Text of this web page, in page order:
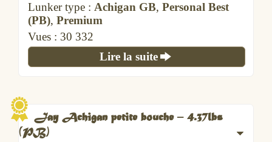
Lunker type : Achigan GB, Personal Best
(PB), Premium
Vues : 30 332
Lire la suite
Jay Achigan petite bouche – 4.37lbs
(PB)